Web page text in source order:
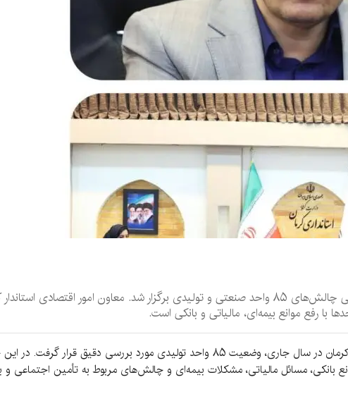
ششمین نشست کارگروه تسهیل و رفع موانع تولید استان کرمان با محوریت بررسی چالش‌های ۸۵ واحد صنعتی و تولیدی برگزار شد. معاون امور
با رفع موانع بیمه‌ای، مالیاتی و بانکی است.
به گزارش «کرمان‌نو»، در ششمین نشست کارگروه تسهیل و رفع موانع تولید استان کرمان در سال جاری، وضعیت ۸۵ واحد تولیدی مورد بررسی دقیق
بانکی، مسائل مالیاتی، مشکلات بیمه‌ای و چالش‌های مربوط به تأمین اجتماعی